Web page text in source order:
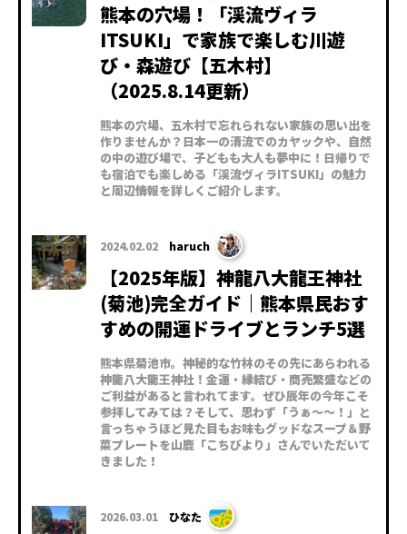
熊本の穴場！「渓流ヴィラ
ITSUKI」で家族で楽しむ川遊
び・森遊び【五木村】
（2025.8.14更新）
熊本の穴場、五木村で忘れられない家族の思い出を
作りませんか？日本一の清流でのカヤックや、自然
の中の遊び場で、子どもも大人も夢中に！日帰りで
も宿泊でも楽しめる「渓流ヴィラITSUKI」の魅力
と周辺情報を詳しくご紹介します。
2024.02.02 haruch
【2025年版】神龍八大龍王神社
(菊池)完全ガイド｜熊本県民おす
すめの開運ドライブとランチ5選
熊本県菊池市。神秘的な竹林のその先にあらわれる
神龍八大龍王神社！金運・縁結び・商売繁盛などの
ご利益があると言われてます。ぜひ辰年の今年こそ
参拝してみては？そして、思わず「うぁ～～！」と
言っちゃうほど見た目もお味もグッドなスープ＆野
菜プレートを山鹿「こちびより」さんでいただいて
きました！
2026.03.01 ひなた